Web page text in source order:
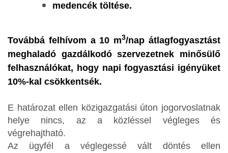
medencék töltése.
Továbbá felhívom a 10 m3/nap átlagfogyasztást
meghaladó gazdálkodó szervezetnek minősülő
felhasználókat, hogy napi fogyasztási igényüket
10%-kal csökkentsék.
E határozat ellen közigazgatási úton jogorvoslatnak
helye nincs, az a közléssel végleges és
végrehajtható.
Az ügyfél a véglegessé vált döntés ellen